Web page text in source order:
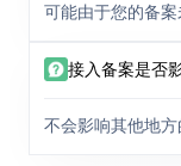
可能由于您的备
接入备案是否
不会影响其他地方